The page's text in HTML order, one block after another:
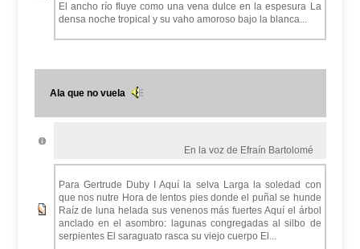
El ancho río fluye como una vena dulce en la espesura La
densa noche tropical y su vaho amoroso bajo la blanca...
Ala que no vuela
En la voz de Efraín Bartolomé
Para Gertrude Duby I Aquí la selva Larga la soledad con
que nos nutre Hora de lentos pies donde el puñal se hunde
Raíz de luna helada sus venenos más fuertes Aquí el árbol
anclado en el asombro: lagunas congregadas al silbo de
serpientes El saraguato rasca su viejo cuerpo El...